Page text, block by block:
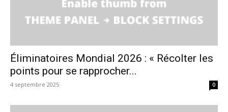
Éliminatoires Mondial 2026 : « Récolter les
points pour se rapprocher...
4 septembre 2025 0